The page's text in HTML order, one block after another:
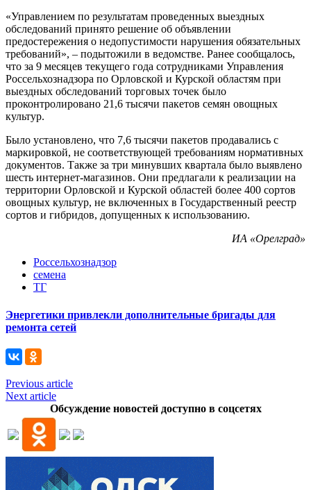
«Управлением по результатам проведенных выездных
обследований принято решение об объявлении
предостережения о недопустимости нарушения обязательных
требований», – подытожили в ведомстве. Ранее сообщалось,
что за 9 месяцев текущего года сотрудниками Управления
Россельхознадзора по Орловской и Курской областям при
выездных обследований торговых точек было
проконтролировано 21,6 тысячи пакетов семян овощных
культур.
Было установлено, что 7,6 тысячи пакетов продавались с
маркировкой, не соответствующей требованиям нормативных
документов. Также за три минувших квартала было выявлено
шесть интернет-магазинов. Они предлагали к реализации на
территории Орловской и Курской областей более 400 сортов
овощных культур, не включенных в Государственный реестр
сортов и гибридов, допущенных к использованию.
ИА «Орелград»
Россельхознадзор
семена
ТГ
Энергетики привлекли дополнительные бригады для
ремонта сетей
Previous article
Next article
Обсуждение новостей доступно в соцсетях